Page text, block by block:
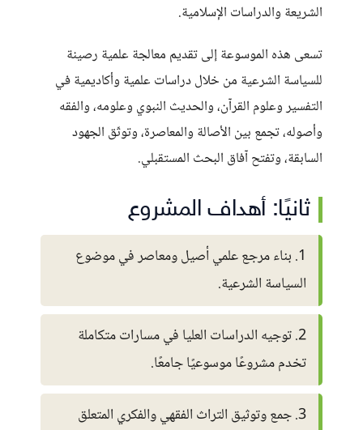
الشريعة والدراسات الإسلامية.
تسعى هذه الموسوعة إلى تقديم معالجة علمية رصينة
للسياسة الشرعية من خلال دراسات علمية وأكاديمية في
التفسير وعلوم القرآن، والحديث النبوي وعلومه، والفقه
وأصوله، تجمع بين الأصالة والمعاصرة، وتوثّق الجهود
السابقة، وتفتح آفاق البحث المستقبلي.
ثانيًا: أهداف المشروع
1. بناء مرجع علمي أصيل ومعاصر في موضوع
السياسة الشرعية.
2. توجيه الدراسات العليا في مسارات متكاملة
تخدم مشروعًا موسوعيًا جامعًا.
3. جمع وتوثيق التراث الفقهي والفكري المتعلق